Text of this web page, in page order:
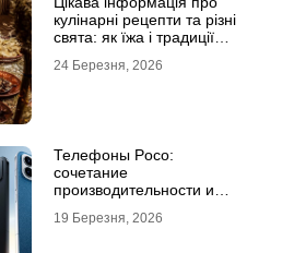
кулінарні рецепти та різні
свята: як їжа і традиції
24 Березня, 2026
Телефоны Poco:
сочетание
производительности и
19 Березня, 2026